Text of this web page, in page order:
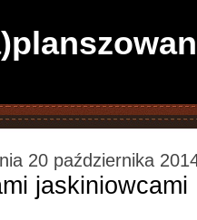
20 października
jaskiniowcami